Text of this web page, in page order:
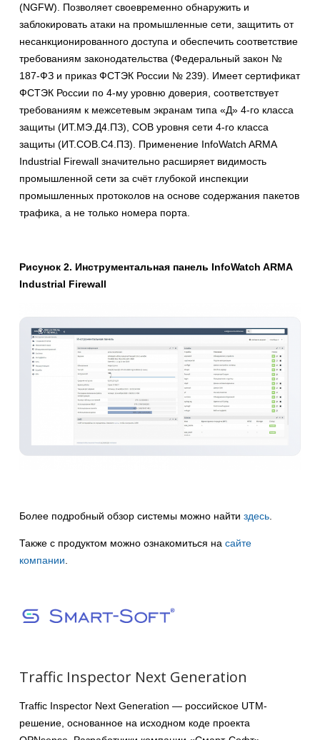
(NGFW). Позволяет своевременно обнаружить и
заблокировать атаки на промышленные сети, защитить от
несанкционированного доступа и обеспечить соответствие
требованиям законодательства (Федеральный закон №
187-ФЗ и приказ ФСТЭК России № 239). Имеет сертификат
ФСТЭК России по 4-му уровню доверия, соответствует
требованиям к межсетевым экранам типа «Д» 4-го класса
защиты (ИТ.МЭ.Д4.ПЗ), СОВ уровня сети 4-го класса
защиты (ИТ.СОВ.С4.ПЗ). Применение InfoWatch ARMA
Industrial Firewall значительно расширяет видимость
промышленной сети за счёт глубокой инспекции
промышленных протоколов на основе содержания пакетов
трафика, а не только номера порта.
Рисунок 2. Инструментальная панель InfoWatch ARMA
Industrial Firewall
Более подробный обзор системы можно найти здесь
Также с продуктом можно ознакомиться на сайте
компании
Traffic Inspector Next Generation
Traffic Inspector Next Generation — российское UTM-
решение, основанное на исходном коде проекта